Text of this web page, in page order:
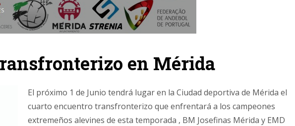
en Mérida
El próximo 1 de Junio tendrá lugar en la Ciudad deportiva de Mérida el
cuarto encuentro transfronterizo que enfrentará a los campeones
extremeños alevines de esta temporada , BM Josefinas Mérida y EMD